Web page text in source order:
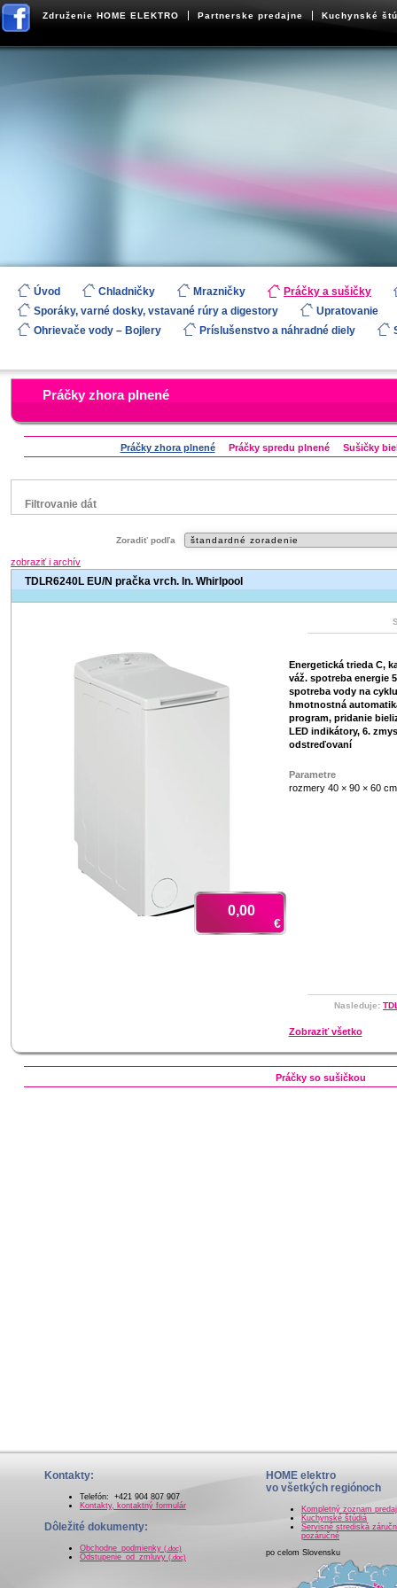
Združenie HOME ELEKTRO Partnerske predajne Kuchynské
Úvod Chladničky Mrazničky
Práčky a sušičky
Sporáky, varné dosky, vstavané rúry a digestory
Upratovanie
Ohrievače vody – Bojlery
Príslušenstvo a náhradné diely
Práčky zhora plnené
Práčky zhora plnené Práčky spredu plnené Sušičky
Filtrovanie dát
Whirlpool
Zanussi
Zoradiť podľa
zobraziť i archív
TDLR6240L EU/N pračka vrch. ln. Whirlpool
Energetická trieda C,
váž. spotreba energie
spotreba vody na
hmotnostná
program, pridanie
LED indikátory, 6.
odstreďovaní
Parametre
rozmery 40 × 90 × 60
0,00
€
Nasleduje:
Zobraziť všetko
Práčky so sušičkou
Kontakty:
Telefón: +421 904 807 907
Kontakty, kontaktný formulár
Dôležité dokumenty:
Obchodne_podmienky (.doc)
Odstupenie_od_zmluvy (.doc)
HOME elektro
vo všetkých regiónoch
Kompletný zoznam
Kuchynské štúdiá
Servisné strediská
pozáručné
po celom Slovensku